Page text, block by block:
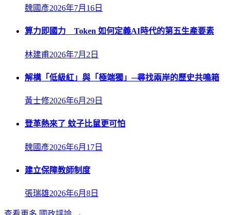
魏國彥2026年7月16日
算力即國力 Token 如何定義AI時代的第五生產要素
林建甫2026年7月2日
解構「低級紅」與「極端獨」─尋找兩岸的歷史共鳴箱
黃士修2026年6月29日
登革熱來了 蚊子比鼠更可怕
魏國彥2026年6月17日
建立保障教師制度
張瑞雄2026年6月8日